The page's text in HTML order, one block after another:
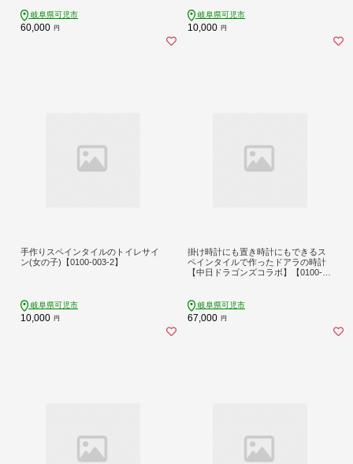
岐阜県可児市
60,000 円
岐阜県可児市
10,000 円
手作りスペインタイルのトイレサイ
ン(女の子)【0100-003-2】
岐阜県可児市
10,000 円
掛け時計にも置き時計にもできるス
ペインタイルで作ったドアラの時計
【中日ドラゴンズコラボ】【0100-00
岐阜県可児市
67,000 円